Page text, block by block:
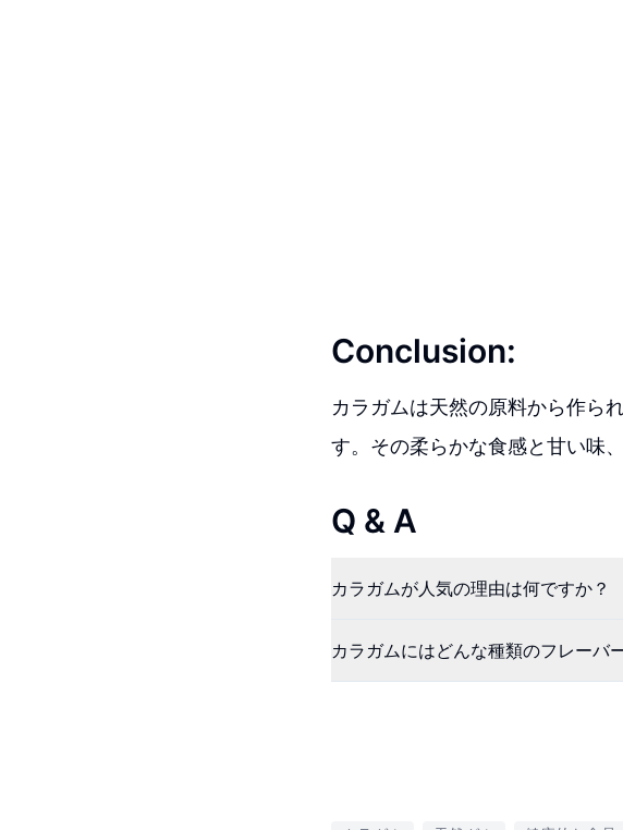
Conclusion:
カラガムは天然の原料から作ら
す。その柔らかな食感と甘い味
Q & A
カラガムが人気の理由は何ですか？
カラガムにはどんな種類のフレーバ